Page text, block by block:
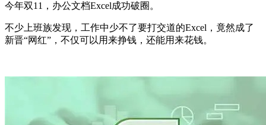
今年双11，办公文档Excel成功破圈。
不少上班族发现，工作中少不了要打交道的Excel，竟然成了
新晋“网红”，不仅可以用来挣钱，还能用来花钱。